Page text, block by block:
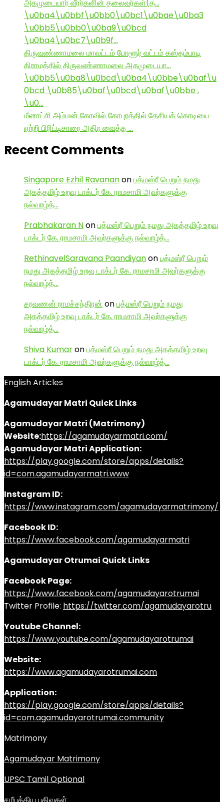
அகமுடையார் வீரர்களின் தலைவர்கள்(த…
\u0ba4\u0bbf\u0bb0\u0bc1\u0bae\u0ba3
\u0bb5\u0bb0\u0ba9\u0bcd
\u0ba4\u0bc7\u0b9f…
திருவண்ணாமலை மாவட்டம் போளூர் வட்டம் கஸ்தம்பாடி
கிராமத்தில் திருவண்ணாமலை அகமுடையா…
\u0bb5\u0ba8\u0bcd\u0ba4\u0bbe\u0baf\u
0bcd \u0b85\u0baf\u0bcd\u0baf\u0bbe ,
\u0…
மீனாட்சி அம்மன் கோவில் கோபுரத்தில் தேசியக் கொடியை
ஏற்றி பிரிட்டிசாரை அதிர வைத்த …
Recent Comments
Singapore Ezhil Ravananonபத்மஸ்ரீ பெறும் நமது
அகத்தமிழ் உறவு டாக்டர் கே. ராமசாமி அவர்களுக்கு
நல்வாழ்த்…
Prabhakaran Nonபத்மஸ்ரீ பெறும் நமது அகத்தமிழ் உறவு
டாக்டர் கே. ராமசாமி அவர்களுக்கு நல்வாழ்த்…
RethinavelSaravana Paandiyanonபத்மஸ்ரீ பெறும்
நமது அகத்தமிழ் உறவு டாக்டர் கே. ராமசாமி அவர்களுக்கு
நல்வாழ்த்…
சரவணன் ராமச்சந்திரன் onபத்மஸ்ரீ பெறும் நமது
அகத்தமிழ் உறவு டாக்டர் கே. ராமசாமி அவர்களுக்கு
நல்வாழ்த்…
Shiva Kumaronபத்மஸ்ரீ பெறும் நமது அகத்தமிழ் உறவு
டாக்டர் கே. ராமசாமி அவர்களுக்கு நல்வாழ்த்…
English Articles
Agamudayar Matri Quick Links
Agamudayar Matri (Matrimony)
Website:https://agamudayarmatri.com/
Agamudayar Matri Application:
https://play.google.com/store/apps/details?
id=com.agamudayarmatri.www
Instagram ID:
https://www.instagram.com/agamudayarmatrimony/
Facebook ID:
https://www.facebook.com/agamudayarmatri
Agamudayar Otrumai Quick Links
Facebook Page:
https://www.facebook.com/agamudayarotrumai
Twitter Profile: https://twitter.com/agamudayarotru
Youtube Channel:
https://www.youtube.com/agamudayarotrumai
Website:
https://www.agamudayarotrumai.com
Application:
https://play.google.com/store/apps/details?
id=com.agamudayarotrumai.community
Matrimony
Agamudayar Matrimony
UPSC Tamil Optional